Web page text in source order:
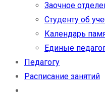
Заочное
Студенту об
Календарь
Единые
Педагогу
Расписание занятий